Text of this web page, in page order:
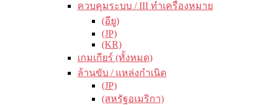
ควบคุมระบบ / III ทำเครื่องหมาย
(อียู)
(JP)
(KR)
เกมเกียร์ (ทั้งหมด)
ล้านขับ / แหล่งกำเนิด
(JP)
(สหรัฐอเมริกา)